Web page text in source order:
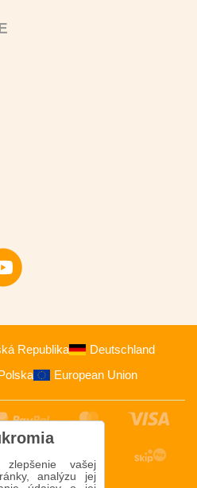
Republika
Deutschland
Polska European Union
vašej
analýzu jej